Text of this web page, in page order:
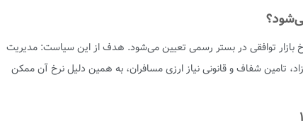
اساس نرخ بازار توافقی در بستر رسمی تعیین می‌شود. هدف از این سیاست: مدیریت
آزاد، تامین شفاف و قانونی نیاز ارزی مسافران، به همین دلیل نرخ آن ممکن